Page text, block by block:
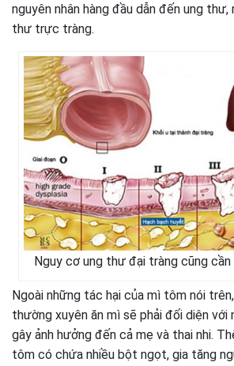
nguyên nhân hàng đầu dẫn đến ung
thư trực tràng.
Nguy cơ ung thư đại tràng cũng
Ngoài những tác hại của mì tôm nói
thường xuyên ăn mì sẽ phải đối diện với
gây ảnh hưởng đến cả mẹ và thai nhi.
tôm có chứa nhiều bột ngọt, gia tăng